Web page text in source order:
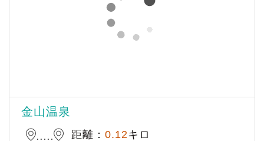
金山温泉
距離： 0.12キロ